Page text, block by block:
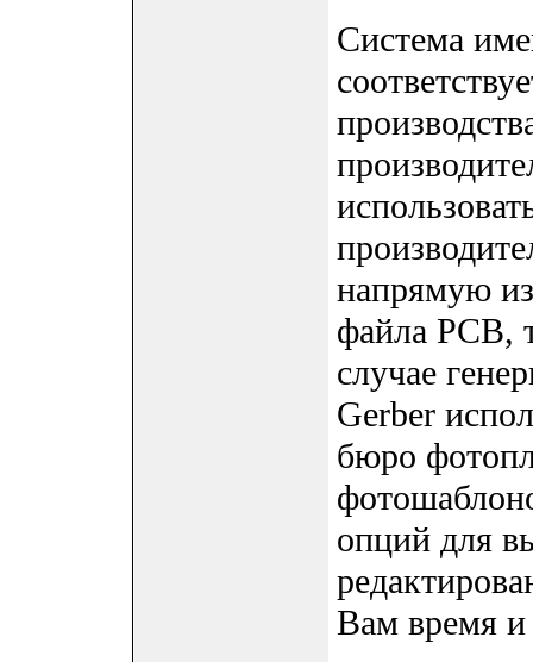
Система
напрямую
файла PCB,
случае
Gerber
бюро
опций для
Вам время и